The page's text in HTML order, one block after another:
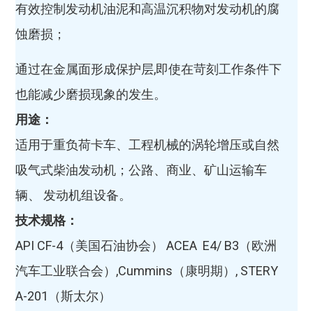
有效控制发动机油泥和高温沉积物对发动机的腐
蚀磨损；
通过在金属面形成保护层,即使在苛刻工作条件下
也能减少磨损现象的发生。
用途：
适用于重负荷卡车、工程机械的涡轮增压或自然
吸气式柴油发动机；公路、商业、矿山运输车
辆、 发动机组设备。
技术规格：
API CF-4（美国石油协会） ACEA E4/ B3（欧洲
汽车工业联合会）,Cummins（康明期）, STERY
A-201（斯太尔）